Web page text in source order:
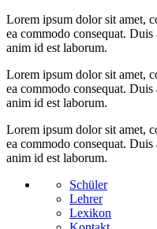
Lorem ipsum dolor sit amet,
ea commodo consequat.
anim id est laborum.
Lorem ipsum dolor sit amet,
ea commodo consequat.
anim id est laborum.
Lorem ipsum dolor sit amet,
ea commodo consequat.
anim id est laborum.
Schüler
Lehrer
Lexikon